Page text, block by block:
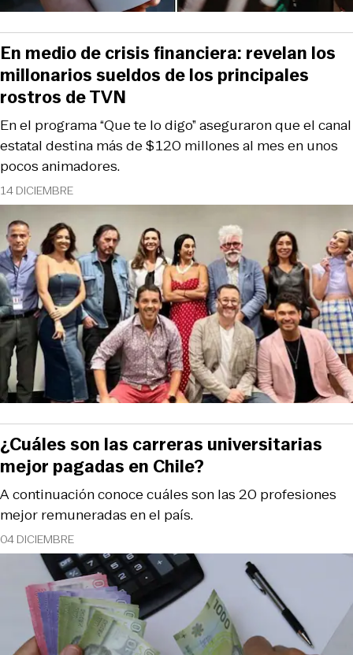
14 DICIEMBRE
En el programa “Que te lo digo” aseguraron que el canal
estatal destina más de $120 millones al mes en unos
pocos animadores.
En medio de crisis financiera: revelan los
millonarios sueldos de los principales
rostros de TVN
04 DICIEMBRE
A continuación conoce cuáles son las 20 profesiones
mejor remuneradas en el país.
¿Cuáles son las carreras universitarias
mejor pagadas en Chile?